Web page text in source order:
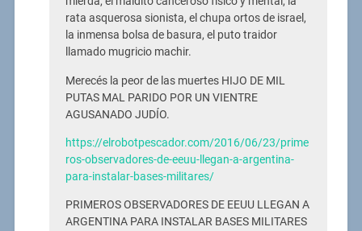
rata asquerosa sionista, el chupa ortos de israel,
la inmensa bolsa de basura, el puto traidor
llamado mugricio machir.
Merecés la peor de las muertes HIJO DE MIL
PUTAS MAL PARIDO POR UN VIENTRE
AGUSANADO JUDÍO.
https://elrobotpescador.com/2016/06/23/prime
ros-observadores-de-eeuu-llegan-a-argentina-
para-instalar-bases-militares/
PRIMEROS OBSERVADORES DE EEUU LLEGAN A
ARGENTINA PARA INSTALAR BASES MILITARES